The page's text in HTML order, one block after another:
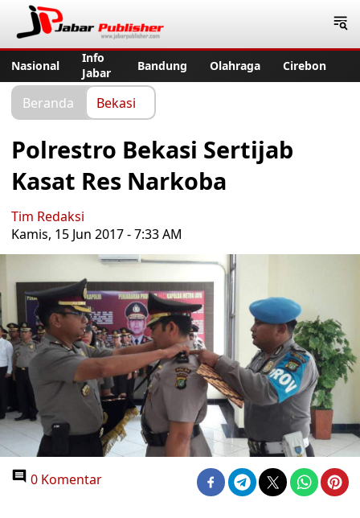
Nasional
Info
Jabar
Bandung Olahraga Cirebon
Beranda Bekasi
Polrestro Bekasi Sertijab
Kasat Res Narkoba
Tim Redaksi
Kamis, 15 Jun 2017 - 7:33 AM
0 Komentar